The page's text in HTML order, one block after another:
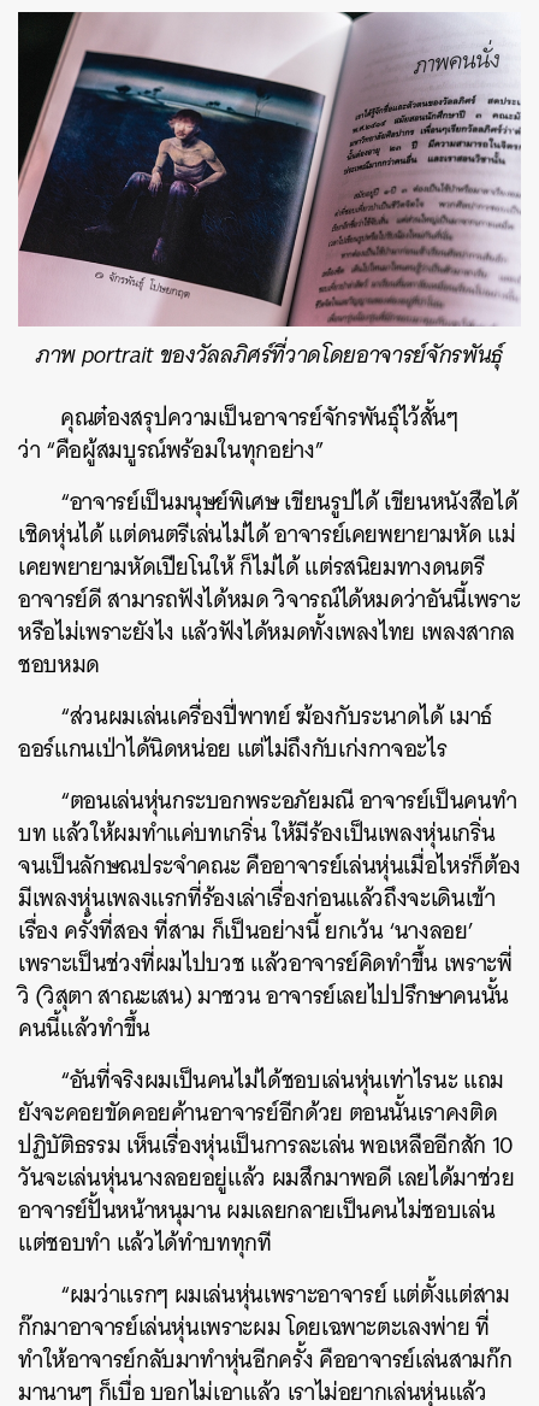
ภาพ portrait ของวัลลภิศร์ที่วาดโดยอาจารย์จักรพันธ์ุ
คุณต๋องสรุปความเป็นอาจารย์จักรพันธุ์ไว้สั้นๆ
ว่า“คือผู้สมบูรณ์พร้อมในทุกอย่าง”
“อาจารย์เป็นมนุษย์พิเศษ เขียนรูปได้ เขียนหนังสือได้
เชิดหุ่นได้ แต่ดนตรีเล่นไม่ได้ อาจารย์เคยพยายามหัด แม่
เคยพยายามหัดเปียโนให้ ก็ไม่ได้ แต่รสนิยมทางดนตรี
อาจารย์ดี สามารถฟังได้หมด วิจารณ์ได้หมดว่าอันนี้เพราะ
หรือไม่เพราะยังไง แล้วฟังได้หมดทั้งเพลงไทย เพลงสากล
ชอบหมด
“ส่วนผมเล่นเครื่องปี่พาทย์ ฆ้องกับระนาดได้ เมาธ์
ออร์แกนเป่าได้นิดหน่อย แต่ไม่ถึงกับเก่งกาจอะไร
“ตอนเล่นหุ่นกระบอกพระอภัยมณี อาจารย์เป็นคนทำ
บท แล้วให้ผมทำแค่บทเกริ่น ให้มีร้องเป็นเพลงหุ่นเกริ่น
จนเป็นลักษณประจำคณะ คืออาจารย์เล่นหุ่นเมื่อไหร่ก็ต้อง
มีเพลงหุ่นเพลงแรกที่ร้องเล่าเรื่องก่อนแล้วถึงจะเดินเข้า
เรื่อง ครั้งที่สอง ที่สาม ก็เป็นอย่างนี้ ยกเว้น ‘นางลอย’
เพราะเป็นช่วงที่ผมไปบวช แล้วอาจารย์คิดทำขึ้น เพราะพี่
วิ (วิสุตา สาณะเสน) มาชวน อาจารย์เลยไปปรึกษาคนนั้น
คนนี้แล้วทำขึ้น
“อันที่จริงผมเป็นคนไม่ได้ชอบเล่นหุ่นเท่าไรนะ แถม
ยังจะคอยขัดคอยค้านอาจารย์อีกด้วย ตอนนั้นเราคงติด
ปฏิบัติธรรม เห็นเรื่องหุ่นเป็นการละเล่น พอเหลืออีกสัก 10
วันจะเล่นหุ่นนางลอยอยู่แล้ว ผมสึกมาพอดี เลยได้มาช่วย
อาจารย์ปั้นหน้าหนุมาน ผมเลยกลายเป็นคนไม่ชอบเล่น
แต่ชอบทำ แล้วได้ทำบททุกที
“ผมว่าแรกๆ ผมเล่นหุ่นเพราะอาจารย์ แต่ตั้งแต่สาม
ก๊กมาอาจารย์เล่นหุ่นเพราะผม โดยเฉพาะตะเลงพ่าย ที่
ทำให้อาจารย์กลับมาทำหุ่นอีกครั้ง คืออาจารย์เล่นสามก๊ก
มานานๆ ก็เบื่อ บอกไม่เอาแล้ว เราไม่อยากเล่นหุ่นแล้ว